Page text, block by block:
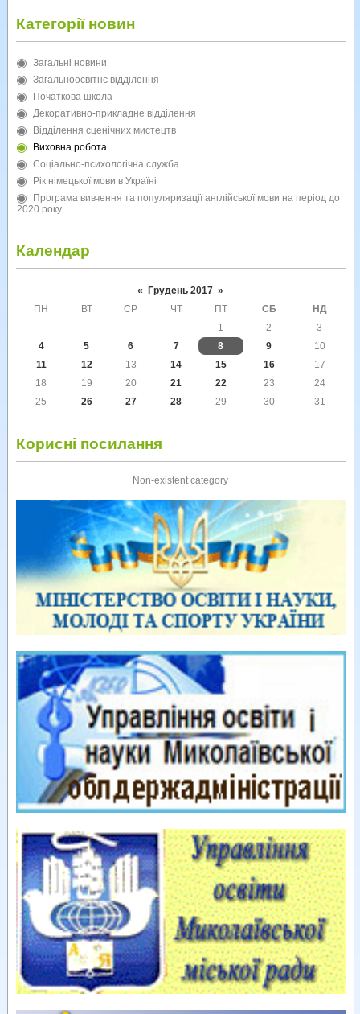
Категорії новин
Загальні новини
Загальноосвітнє відділення
Початкова школа
Декоративно-прикладне відділення
Відділення сценічних мистецтв
Виховна робота
Соціально-психологічна служба
Рік німецької мови в Україні
Програма вивчення та популяризації англійської мови на період до
2020 року
Календар
« Грудень 2017 »
ПН
ВТ СР ЧТ ПТ СБ
НД
1
2
3
4
5 6 7 8 9
10
11
12 13 14 15 16
17
18
19 20 21 22 23
24
25
26 27 28 29 30 31
Корисні посилання
Non-existent category